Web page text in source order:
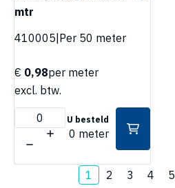
mtr
410005|Per 50 meter
€ 0,98per meter
excl. btw.
U besteld
0 meter
1 2 3 4 5